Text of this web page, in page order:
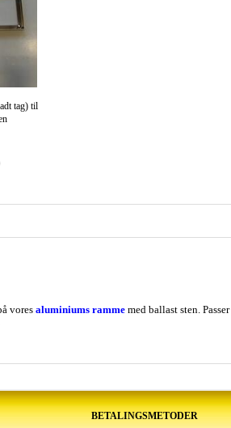
tag) til
vores aluminiums ramme med ballast sten.
BETALINGSMETODER